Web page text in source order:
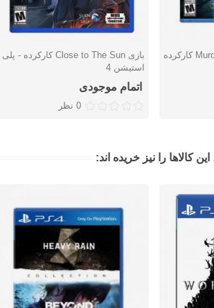
بازی Murdered Soul Suspect کارکرده
دوست داشتن
بازی Close to The Sun کارکرده - پلی
استیشن 4
اتمام موجودی
0 نظر
کالاها را نیز خریده اند: